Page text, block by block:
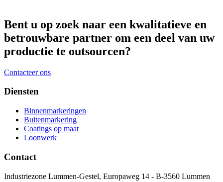
Bent u op zoek naar een kwalitatieve en
betrouwbare partner om een deel van uw
productie te outsourcen?
Contacteer ons
Diensten
Binnenmarkeringen
Buitenmarkering
Coatings op maat
Loonwerk
Contact
Industriezone Lummen-Gestel, Europaweg 14 - B-3560 Lummen